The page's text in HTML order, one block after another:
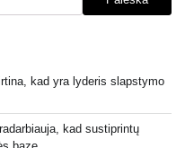
kad yra lyderis slapstymo
kad sustiprintų